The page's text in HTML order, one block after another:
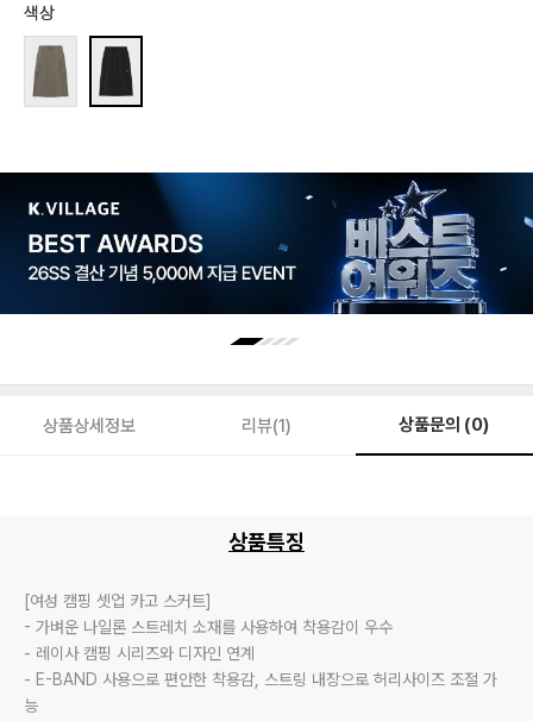
색상
상품상세정보 리뷰(1) 상품문의 (0)
상품특징
[여성 캠핑 셋업 카고 스커트]
- 가벼운 나일론 스트레치 소재를 사용하여 착용감이 우수
- 레이사 캠핑 시리즈와 디자인 연계
- E-BAND 사용으로 편안한 착용감, 스트링 내장으로 허리사이즈 조절 가
능